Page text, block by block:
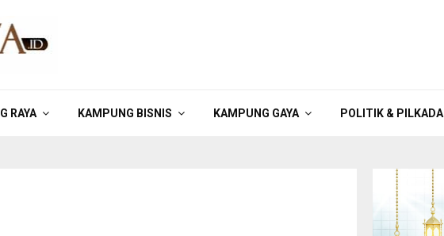
RAYA KAMPUNG BISNIS KAMPUNG GAYA POLITIK & PILKADA